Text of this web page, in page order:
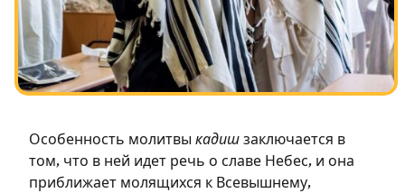
Посты в память о разрушенном Храме
Ханука
Пурим
Особенность молитвы кадиш заключается в
том, что в ней идет речь о славе Небес, и она
приближает молящихся к Всевышнему,